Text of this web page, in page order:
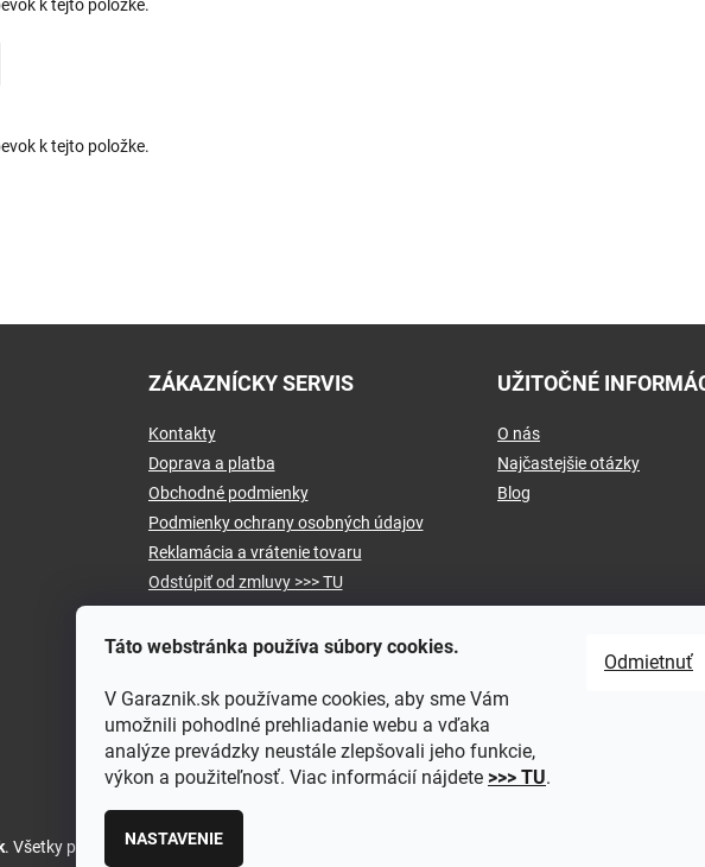
Táto webstránka používa súbory cookies.
V Garaznik.sk používame cookies, aby sme Vám
umožnili pohodlné prehliadanie webu a vďaka
analýze prevádzky neustále zlepšovali jeho funkcie,
výkon a použiteľnosť. Viac informácií nájdete >>> TU.
NASTAVENIE
Odmietnuť
k tejto položke.
k tejto položke.
ZÁKAZNÍCKY SERVIS
Kontakty
Doprava a platba
Obchodné podmienky
Podmienky ochrany osobných údajov
Reklamácia a vrátenie tovaru
Odstúpiť od zmluvy >>> TU
UŽITOČNÉ
O nás
Najčastejšie otázky
Blog
. Všetky práva vyhradené.Upraviť nastavenie cookies